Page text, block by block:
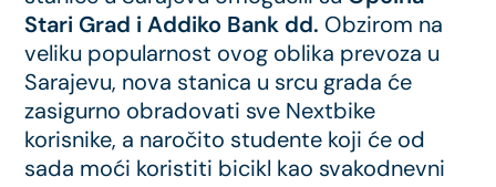
Stari Grad i Addiko Bank dd. Obzirom na
veliku popularnost ovog oblika prevoza u
Sarajevu, nova stanica u srcu grada će
zasigurno obradovati sve Nextbike
korisnike, a naročito studente koji će od
sada moći koristiti bicikl kao svakodnevni